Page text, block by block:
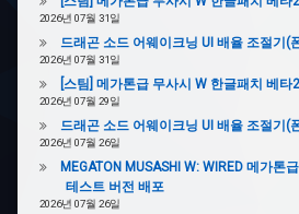
2026년 07월 31일
드래곤 소드 어웨이크닝 UI 배율 조절기(
2026년 07월 31일
[스팀] 메가톤급 무사시 W 한글패치 베타
2026년 07월 29일
드래곤 소드 어웨이크닝 UI 배율 조절기(
2026년 07월 26일
MEGATON MUSASHI W: WIRED 메가톤
테스트 버전 배포
2026년 07월 26일